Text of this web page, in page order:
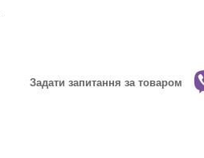
Задати запитання за товаром